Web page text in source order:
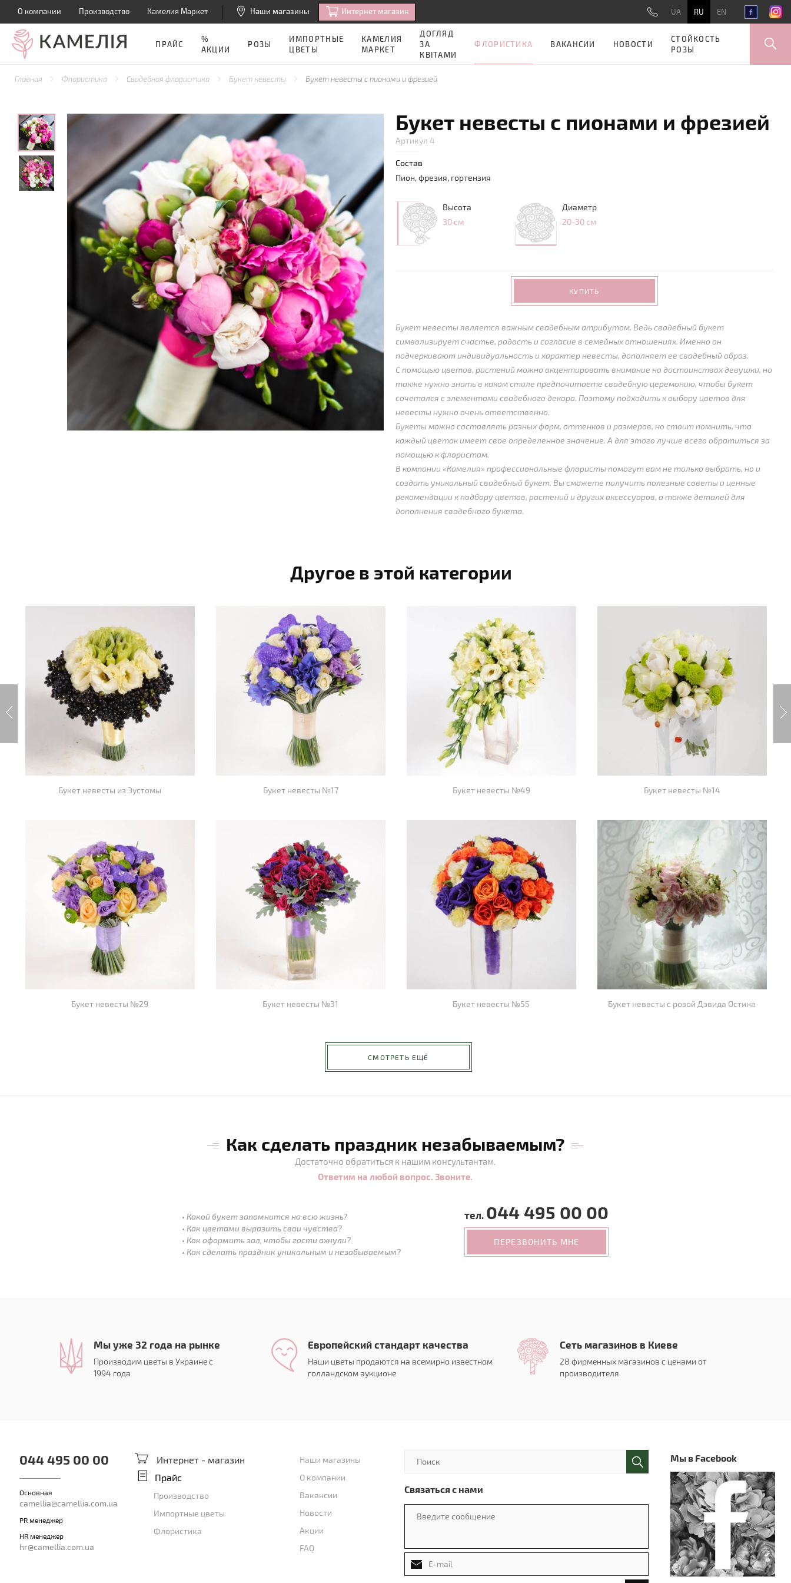
О компании Производство Камелия Маркет Наши магазины Интернет магазин UA RU EN
ПРАЙС
%
АКЦИИ
РОЗЫ
ИМПОРТНЫЕ
ЦВЕТЫ
КАМЕЛИЯ
МАРКЕТ
ДОГЛЯД
ЗА
КВІТАМИ
ФЛОРИСТИКА ВАКАНСИИ НОВОСТИ
СТОЙКОСТЬ
РОЗЫ
Главная Флористика Свадебная флористика Букет невесты Букет невесты с пионами и фрезией
Букет невесты с пионами и фрезией
Артикул 4
Состав
Пион, фрезия, гортензия
Высота
30 см
Диаметр
20-30 см
КУПИТЬ
Букет невесты является важным свадебным атрибутом. Ведь свадебный букет
символизирует счастье, радость и согласие в семейных отношениях. Именно он
подчеркивают индивидуальность и характер невесты, дополняет ее свадебный образ.
С помощью цветов, растений можно акцентировать внимание на достоинствах девушки, но
также нужно знать в каком стиле предпочитаете свадебную церемонию, чтобы букет
сочетался с элементами свадебного декора. Поэтому подходить к выбору цветов для
невесты нужно очень ответственно.
Букеты можно составлять разных форм, оттенков и размеров, но стоит помнить, что
каждый цветок имеет свое определенное значение. А для этого лучше всего обратиться за
помощью к флористам.
В компании «Камелия» профессиональные флористы помогут вам не только выбрать, но и
создать уникальный свадебный букет. Вы сможете получить полезные советы и ценные
рекомендации к подбору цветов, растений и других аксессуаров, а также деталей для
дополнения свадебного букета.
Другое в этой категории
Букет невесты из Эустомы Букет невесты №17 Букет невесты №49 Букет невесты №14
Букет невесты №29 Букет невесты №31 Букет невесты №55 Букет невесты с розой Дэвида Остина
СМОТРЕТЬ ЕЩЁ
Как сделать праздник незабываемым?
Достаточно обратиться к нашим консультантам.
Ответим на любой вопрос. Звоните.
Какой букет запомнится на всю жизнь?
Как цветами выразить свои чувства?
Как оформить зал, чтобы гости ахнули?
Как сделать праздник уникальным и незабываемым?
тел. 044 495 00 00
ПЕРЕЗВОНИТЬ МНЕ
Мы уже 32 года на рынке
Производим цветы в Украине с
1994 года
Европейский стандарт качества
Наши цветы продаются на всемирно известном
голландском аукционе
Сеть магазинов в Киеве
28 фирменных магазинов с ценами от
производителя
044 495 00 00
Основная
camellia@camellia.com.ua
PR менеджер
HR менеджер
hr@camellia.com.ua
Интернет - магазин
Прайс
Производство
Импортные цветы
Флористика
Наши магазины
О компании
Вакансии
Новости
Акции
FAQ
Связаться с нами
Мы в Facebook